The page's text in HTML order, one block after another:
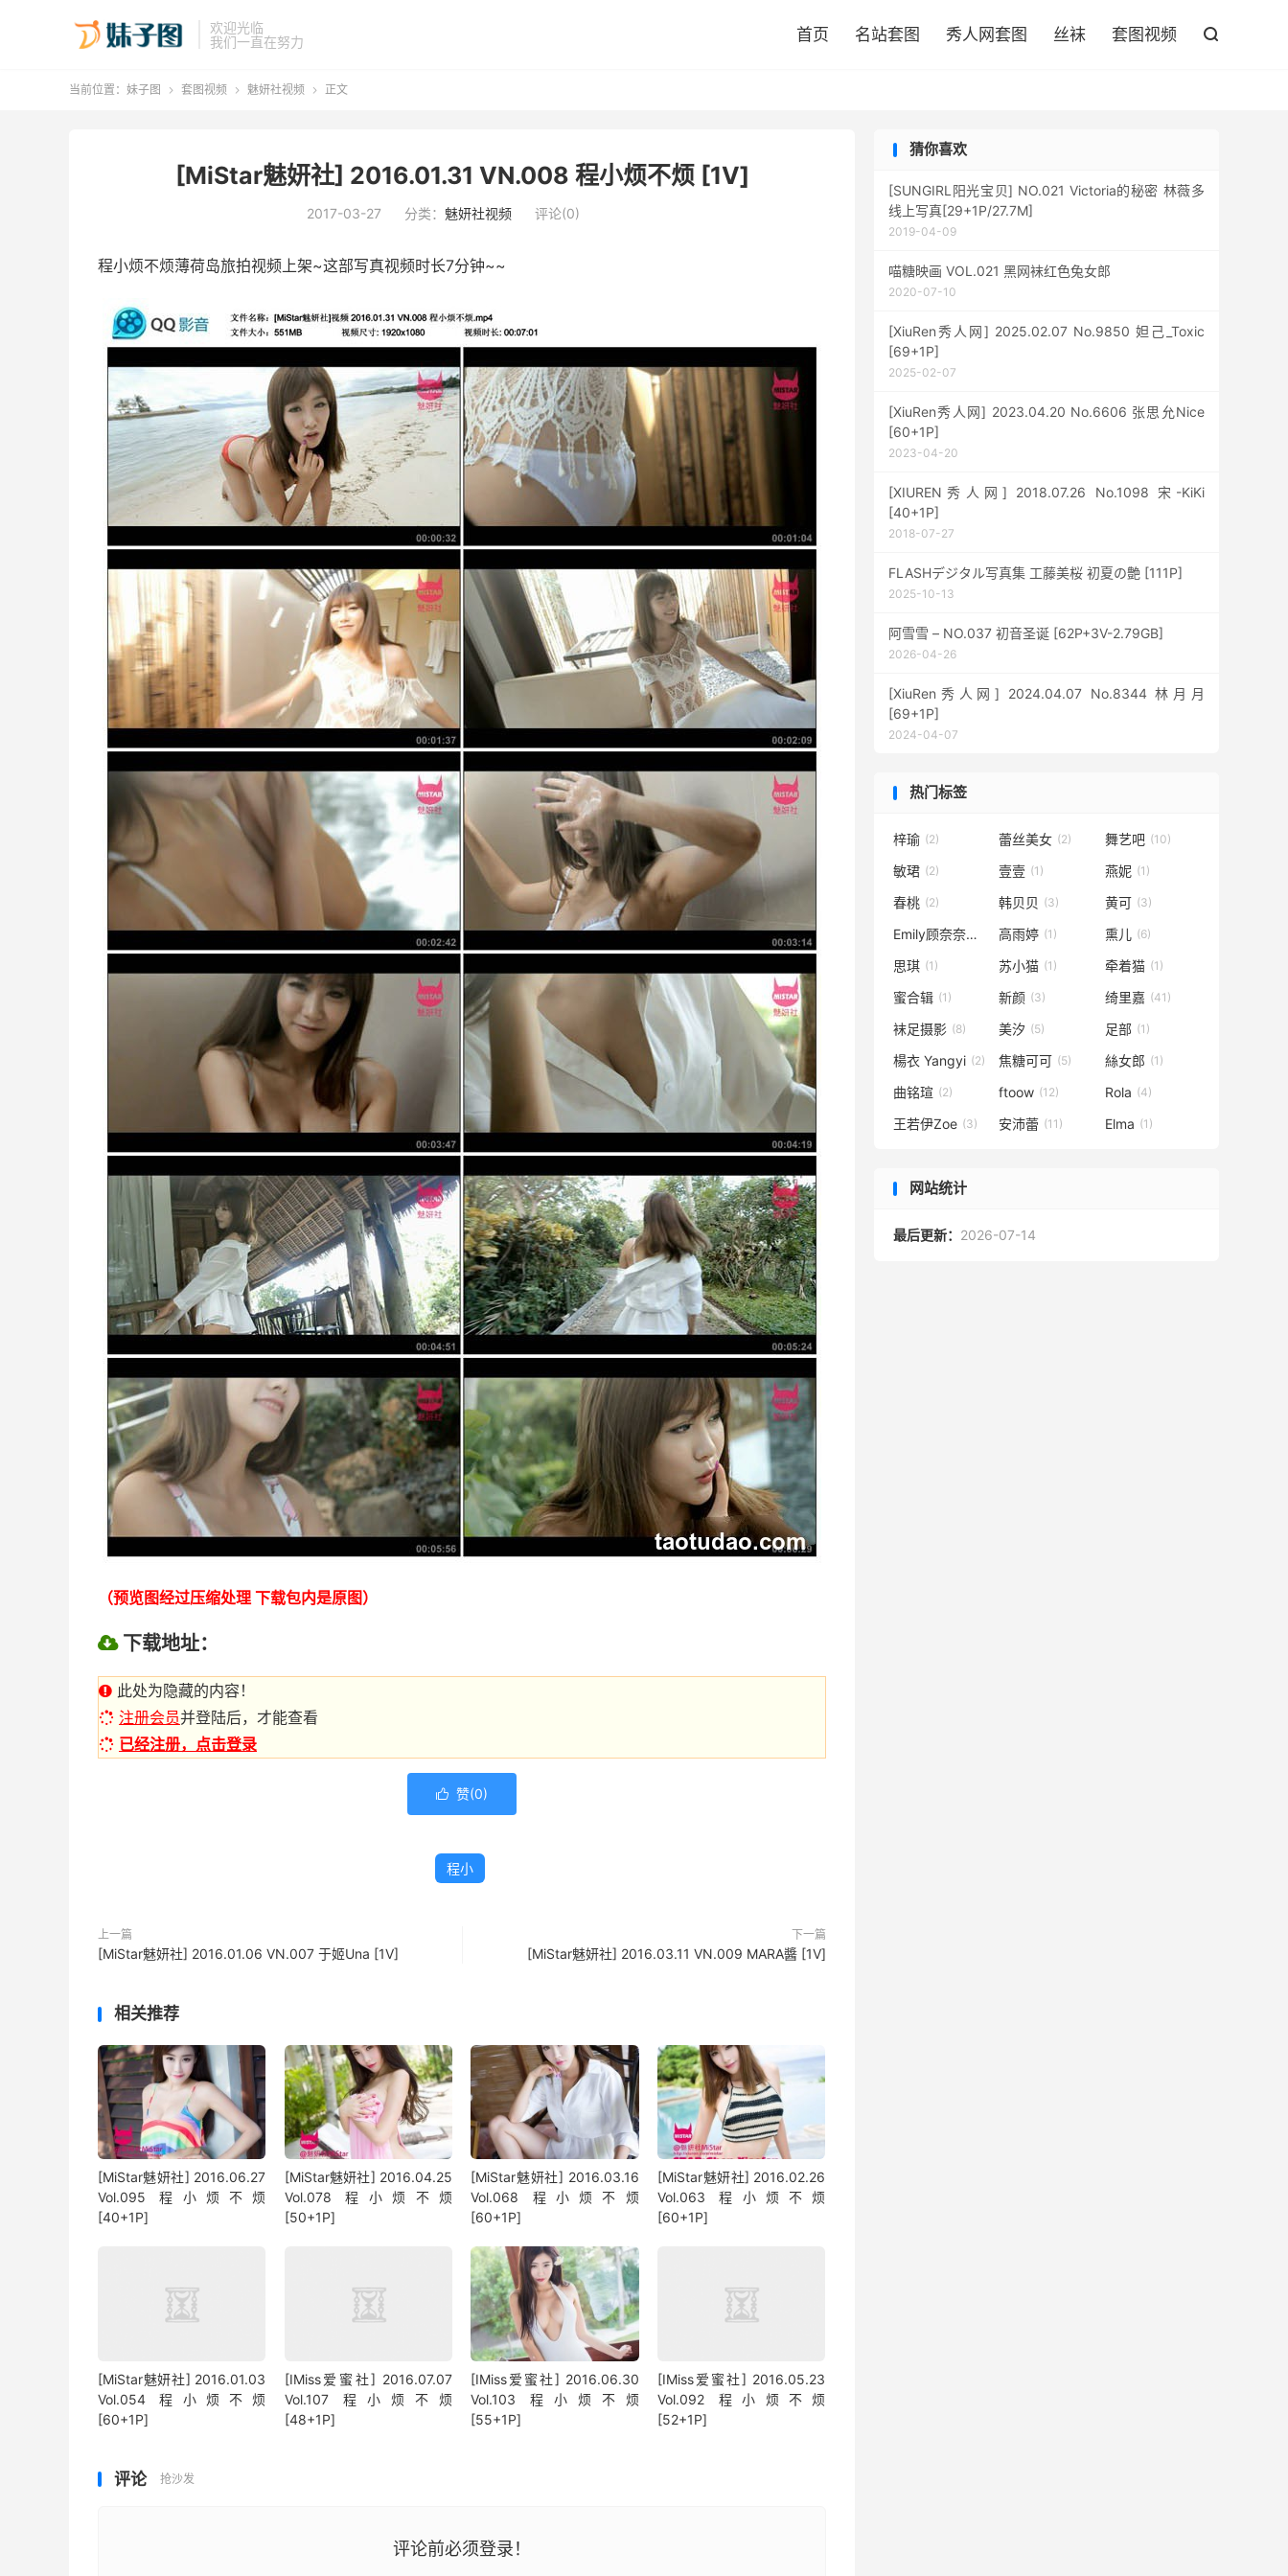
欢迎光临
我们一直在努力
首页 名站套图 秀人网套图 丝袜 套图视频 
当前位置： 妹子图  套图视频  魅妍社视频  正文
[MiStar魅妍社] 2016.01.31 VN.008 程小烦不烦 [1V]
2017-03-27 分类： 魅妍社视频 评论(0)
程小烦不烦薄荷岛旅拍视频上架~这部写真视频时长7分钟~~
（预览图经过压缩处理 下载包内是原图）
下载地址：
此处为隐藏的内容！
注册会员并登陆后，才能查看
已经注册，点击登录
 赞(0)
程小
上一篇
[MiStar魅妍社] 2016.01.06 VN.007 于姬Una [1V]
下一篇
[MiStar魅妍社] 2016.03.11 VN.009 MARA醬 [1V]
相关推荐
[MiStar魅妍社] 2016.06.27
Vol.095 程小烦不烦
[40+1P]
[MiStar魅妍社] 2016.04.25
Vol.078 程小烦不烦
[50+1P]
[MiStar魅妍社] 2016.03.16
Vol.068 程小烦不烦
[60+1P]
[MiStar魅妍社] 2016.02.26
Vol.063 程小烦不烦
[60+1P]
[MiStar魅妍社] 2016.01.03
Vol.054 程小烦不烦
[60+1P]
[IMiss爱蜜社] 2016.07.07
Vol.107 程小烦不烦
[48+1P]
[IMiss爱蜜社] 2016.06.30
Vol.103 程小烦不烦
[55+1P]
[IMiss爱蜜社] 2016.05.23
Vol.092 程小烦不烦
[52+1P]
评论 抢沙发
评论前必须登录！
猜你喜欢
[SUNGIRL阳光宝贝] NO.021 Victoria的秘密 林薇多
线上写真[29+1P/27.7M]
2019-04-09
喵糖映画 VOL.021 黑网袜红色兔女郎
2020-07-10
[XiuRen秀人网] 2025.02.07 No.9850 妲己_Toxic
[69+1P]
2025-02-07
[XiuRen秀人网] 2023.04.20 No.6606 张思允Nice
[60+1P]
2023-04-20
[XIUREN秀人网] 2018.07.26 No.1098 宋-KiKi
[40+1P]
2018-07-27
FLASHデジタル写真集 工藤美桜 初夏の艶 [111P]
2025-10-13
阿雪雪 – NO.037 初音圣诞 [62P+3V-2.79GB]
2026-04-26
[XiuRen秀人网] 2024.04.07 No.8344 林月月
[69+1P]
2024-04-07
热门标签
梓瑜 (2) 蕾丝美女 (2) 舞艺吧 (10)
敏珺 (2) 壹壹 (1) 燕妮 (1)
春桃 (2) 韩贝贝 (3) 黄可 (3)
Emily顾奈奈酱 高雨婷 (1) 熏儿 (6)
思琪 (1) 苏小猫 (1) 牵着猫 (1)
蜜合辑 (1) 新颜 (3) 绮里嘉 (41)
袜足摄影 (8) 美汐 (5) 足部 (1)
楊衣 Yangyi (2) 焦糖可可 (5) 絲女郎 (1)
曲铭瑄 (2) ftoow (12) Rola (4)
王若伊Zoe (3) 安沛蕾 (11) Elma (1)
网站统计
最后更新： 2026-07-14